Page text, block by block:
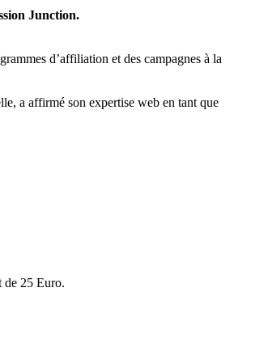
Junction.
d’affiliation et des campagnes à la
a affirmé son expertise web en tant que
de 25 Euro.